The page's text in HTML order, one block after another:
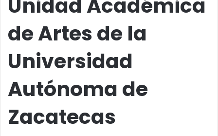
Unidad Académica
de Artes de la
Universidad
Autónoma de
Zacatecas